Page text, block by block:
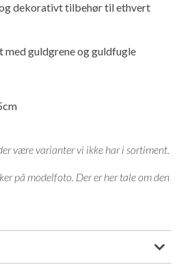
- webshop
af foto og video
Kundeklub
dekorativt tilbehør til ethvert
med guldgrene og guldfugle
være varianter vi ikke har i sortiment.
på modelfoto. Der er her tale om den